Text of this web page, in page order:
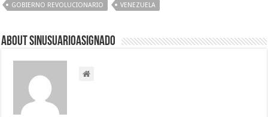
GOBIERNO REVOLUCIONARIO
VENEZUELA
About sinusuarioasignado